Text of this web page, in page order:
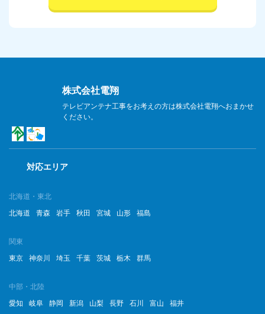
株式会社電翔
テレビアンテナ工事をお考えの方は株式会社電翔へおまかせ
ください。
対応エリア
北海道・東北
北海道
青森 岩手 秋田 宮城 山形 福島
関東
東京
神奈川 埼玉 千葉 茨城 栃木 群馬
中部・北陸
愛知
岐阜 静岡 新潟 山梨 長野 石川 富山 福井